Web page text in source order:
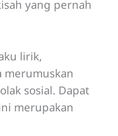
yang pernah
lirik,
sosial. Dapat
merupakan